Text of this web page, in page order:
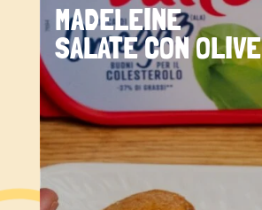
MADELEINE
SALATE CON OLIVE